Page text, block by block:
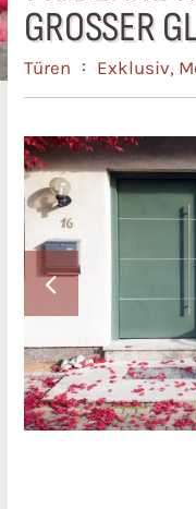
GROSSER
Türen : Exklusiv,